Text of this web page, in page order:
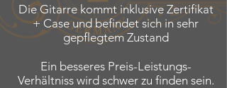
Die Gitarre kommt inklusive Zertifikat
+ Case und befindet sich in sehr
gepflegtem Zustand
Ein besseres Preis-Leistungs-
Verhältniss wird schwer zu finden sein.